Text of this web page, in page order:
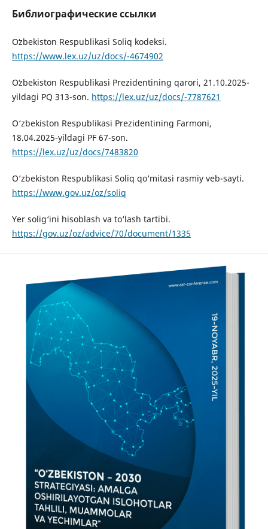
Библиографические ссылки
Oʻzbekiston Respublikasi Soliq kodeksi.
https://www.lex.uz/uz/docs/-4674902
Oʻzbekiston Respublikasi Prezidentining qarori, 21.10.2025-
yildagi PQ 313-son. https://lex.uz/uz/docs/-7787621
O‘zbekiston Respublikasi Prezidentining Farmoni,
18.04.2025-yildagi PF 67-son.
https://lex.uz/uz/docs/7483820
O‘zbekiston Respublikasi Soliq qo‘mitasi rasmiy veb-sayti.
https://www.gov.uz/oz/soliq
Yer solig‘ini hisoblash va to‘lash tartibi.
https://gov.uz/oz/advice/70/document/1335